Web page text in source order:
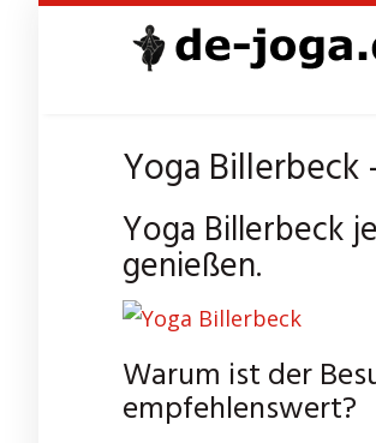
Yoga
Yoga Billerbeck
genießen.
Warum ist der
empfehlenswert?